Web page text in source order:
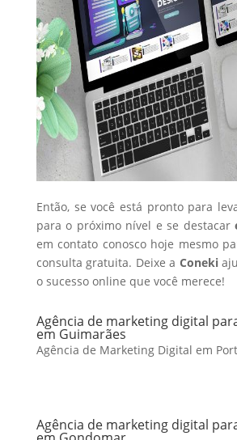
Então, se você está pronto para
para o próximo nível e se destacar
em contato conosco hoje mesmo
consulta gratuita. Deixe a Coneki
o sucesso online que você merece!
Agência de marketing digital
em Guimarães
Agência de Marketing Digital em
Agência de marketing digital